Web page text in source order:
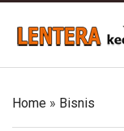
Home » Bisnis